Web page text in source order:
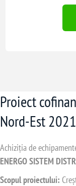
Proiect
Nord-Est
Achiziția de
ENERGO SISTEM
Scopul proiectului: